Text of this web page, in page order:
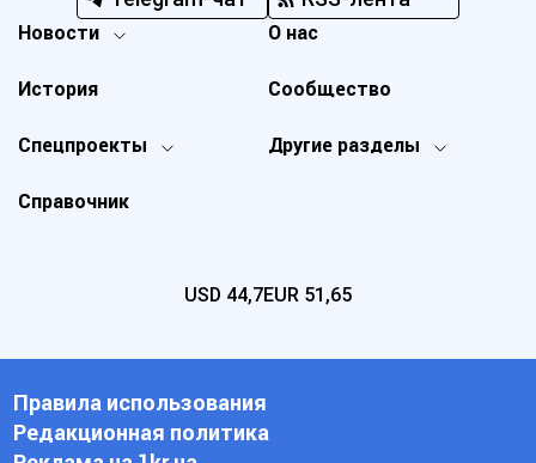
Новости
Спецпроекты Другие разделы
История
О нас
Справочник
Сообщество
USD 44,7EUR 51,65
Правила использования
Редакционная политика